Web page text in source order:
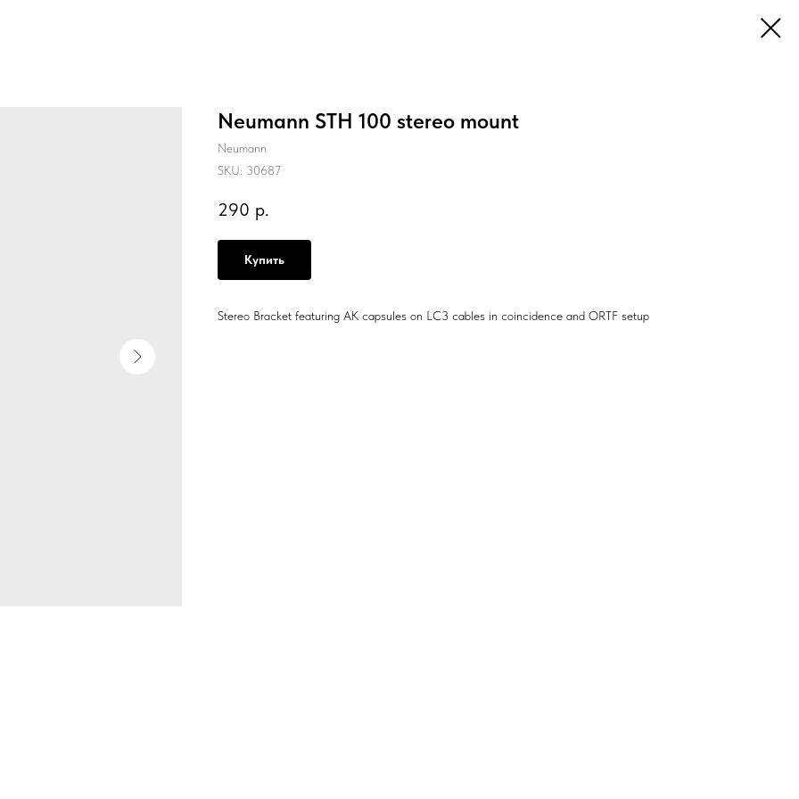
Neumann STH 100 stereo mount
Neumann
SKU: 30687
290 р.
Купить
Stereo Bracket featuring AK capsules on LC3 cables in coincidence and ORTF setup